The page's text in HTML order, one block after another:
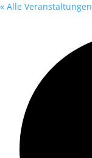
« Alle Veranstaltungen